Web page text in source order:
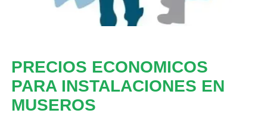
PRECIOS ECONOMICOS
PARA INSTALACIONES EN
MUSEROS